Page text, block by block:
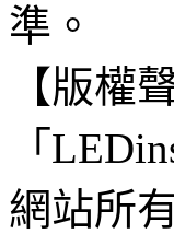
準。
【版權
「
網站所